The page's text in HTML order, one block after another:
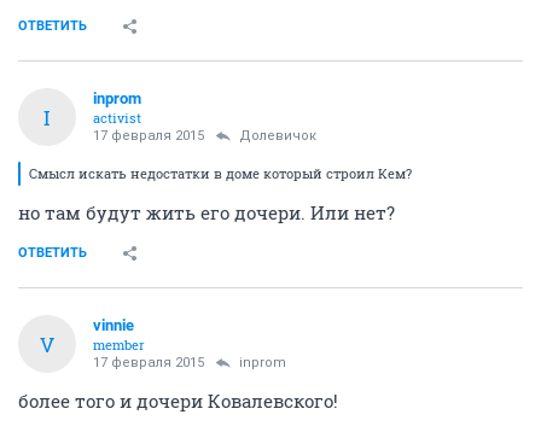
ОТВЕТИТЬ
I
inprom
activist
17 февраля 2015 Долевичок
Смысл искать недостатки в доме который строил Кем?
но там будут жить его дочери. Или нет?
ОТВЕТИТЬ
V
vinnie
member
17 февраля 2015 inprom
более того и дочери Ковалевского!